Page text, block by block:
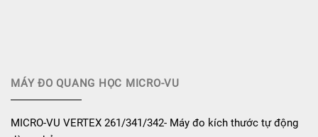
MÁY ĐO QUANG HỌC MICRO-VU
MICRO-VU VERTEX 261/341/342- Máy đo kích thước tự động